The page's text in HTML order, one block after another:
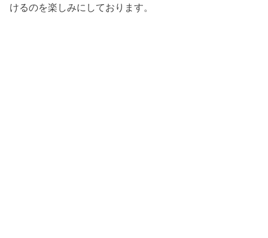
けるのを楽しみにしております。